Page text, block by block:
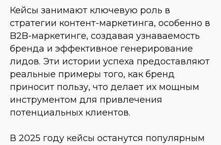
Кейсы занимают ключевую роль в
стратегии контент-маркетинга, особенно в
B2B-маркетинге, создавая узнаваемость
бренда и эффективное генерирование
лидов. Эти истории успеха предоставляют
реальные примеры того, как бренд
приносит пользу, что делает их мощным
инструментом для привлечения
потенциальных клиентов.
В 2025 году кейсы останутся популярным